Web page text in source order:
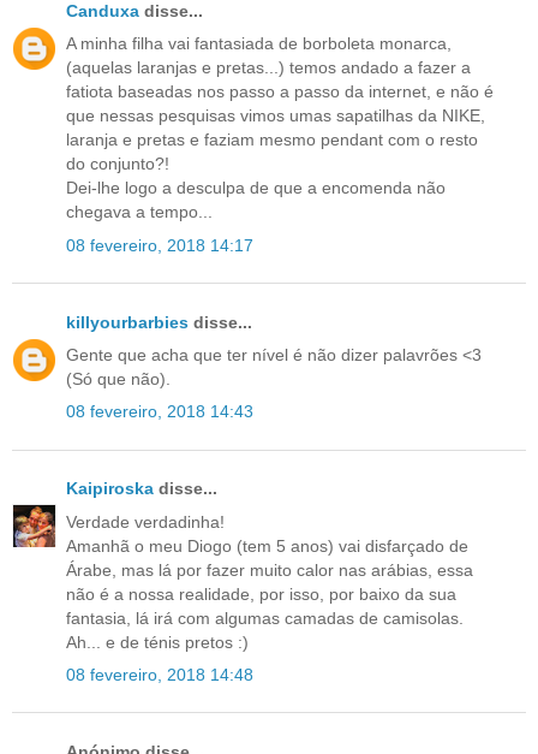
Canduxa disse...
A minha filha vai fantasiada de borboleta monarca,
(aquelas laranjas e pretas...) temos andado a fazer a
fatiota baseadas nos passo a passo da internet, e não é
que nessas pesquisas vimos umas sapatilhas da NIKE,
laranja e pretas e faziam mesmo pendant com o resto
do conjunto?!
Dei-lhe logo a desculpa de que a encomenda não
chegava a tempo...
08 fevereiro, 2018 14:17
killyourbarbies disse...
Gente que acha que ter nível é não dizer palavrões <3
(Só que não).
08 fevereiro, 2018 14:43
Kaipiroska disse...
Verdade verdadinha!
Amanhã o meu Diogo (tem 5 anos) vai disfarçado de
Árabe, mas lá por fazer muito calor nas arábias, essa
não é a nossa realidade, por isso, por baixo da sua
fantasia, lá irá com algumas camadas de camisolas.
Ah... e de ténis pretos :)
08 fevereiro, 2018 14:48